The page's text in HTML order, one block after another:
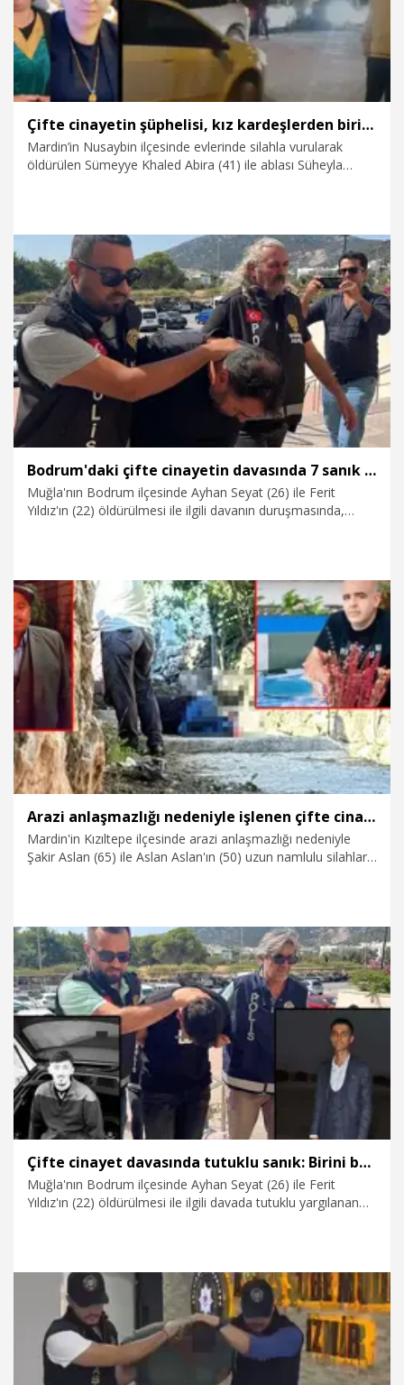
Çifte cinayetin şüphelisi, kız kardeşlerden biriyle dini nikahlıymış
Mardin’in Nusaybin ilçesinde evlerinde silahla vurularak
öldürülen Sümeyye Khaled Abira (41) ile ablası Süheyla
6.01.2026 Gündem
Bodrum'daki çifte cinayetin davasında 7 sanık için tahliye kararı
Muğla'nın Bodrum ilçesinde Ayhan Seyat (26) ile Ferit
Yıldız'ın (22) öldürülmesi ile ilgili davanın duruşmasında,
10.11.2025 Gündem
Arazi anlaşmazlığı nedeniyle işlenen çifte cinayette 2 tahliye kararı daha
Mardin'in Kızıltepe ilçesinde arazi anlaşmazlığı nedeniyle
Şakir Aslan (65) ile Aslan Aslan'ın (50) uzun namlulu silahlarla
4.10.2025 Foto Galeri
Çifte cinayet davasında tutuklu sanık: Birini ben, diğerini Suriyeli Mamo vurdu
Muğla'nın Bodrum ilçesinde Ayhan Seyat (26) ile Ferit
Yıldız'ın (22) öldürülmesi ile ilgili davada tutuklu yargılanan
22.09.2025 Gündem